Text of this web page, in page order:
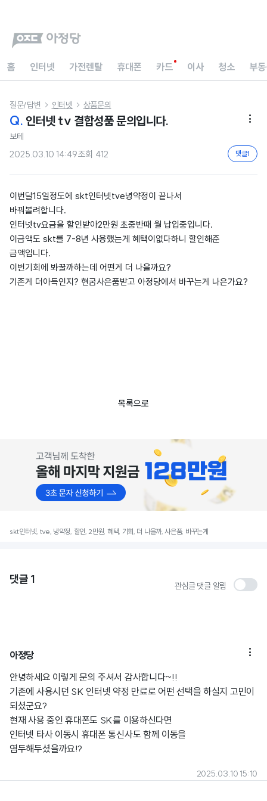
홈 인터넷 가전렌탈 휴대폰 카드 이사 청소 부
질문/답변  인터넷  상품문의
Q. 인터넷 tv 결합성품 문의입니다. 
보테
2025.03.10 14:49조회 412 댓글1
이번달15일정도에 skt인터넷tve녕약정이 끝나서
바꿔볼려합니다.
인터넷tv요금을 할인받아2만원 초중반때 월 납입중입니다.
이금액도 skt를 7-8년 사용했는게 혜택이없다하니 할인해준
금액입니다.
이번기회에 봐꿀까하는데 어떤게 더 나을까요?
기존게 더아득인지? 현굼사은품받고 아정당에서 바꾸는게 나은가요?
목록으로
skt인터넷, tve, 녕약정, 할인, 2만원, 혜택, 기회, 더 나을까, 사은품, 바꾸는게
댓글 1 관심글 댓글 알림
아정당 
안녕하세요 이렇게 문의 주셔서 감사합니다~!!
기존에 사용시던 SK 인터넷 약정 만료로 어떤 선택을 하실지 고민이
되셨군요?
현재 사용 중인 휴대폰도 SK를 이용하신다면
인터넷 타사 이동시 휴대폰 통신사도 함께 이동을
염두해두셨을까요!?
2025.03.10 15:10